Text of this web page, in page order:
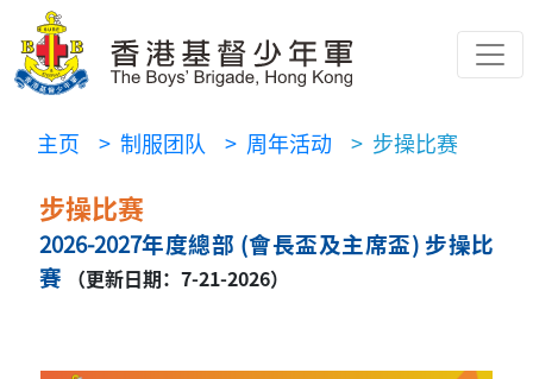
主页 > 制服团队 > 周年活动 > 步操比赛
步操比赛
2026-2027年度總部 (會長盃及主席盃) 步操比
賽
（更新日期：7-21-2026）